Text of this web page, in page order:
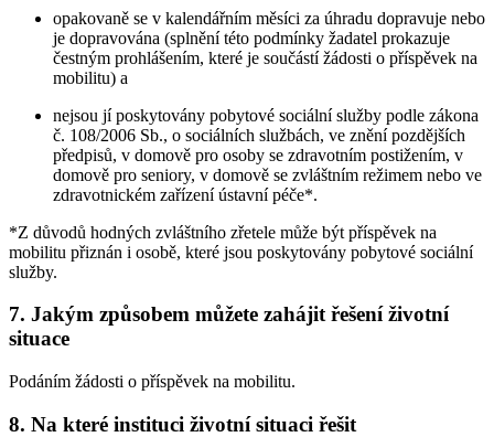
opakovaně se v kalendářním měsíci za úhradu dopravuje nebo
je dopravována (splnění této podmínky žadatel prokazuje
čestným prohlášením, které je součástí žádosti o příspěvek na
mobilitu) a
nejsou jí poskytovány pobytové sociální služby podle zákona
č. 108/2006 Sb., o sociálních službách, ve znění pozdějších
předpisů, v domově pro osoby se zdravotním postižením, v
domově pro seniory, v domově se zvláštním režimem nebo ve
zdravotnickém zařízení ústavní péče*.
*Z důvodů hodných zvláštního zřetele může být příspěvek na
mobilitu přiznán i osobě, které jsou poskytovány pobytové sociální
služby.
7. Jakým způsobem můžete zahájit řešení životní
situace
Podáním žádosti o příspěvek na mobilitu.
8. Na které instituci životní situaci řešit